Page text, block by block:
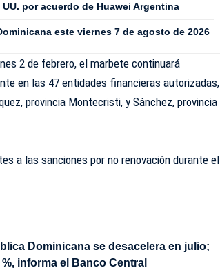
por acuerdo de Huawei Argentina
este viernes 7 de agosto de 2026
2 de febrero, el marbete continuará
en las 47 entidades financieras autorizadas,
provincia Montecristi, y Sánchez, provincia
a las sanciones por no renovación durante el
Dominicana se desacelera en julio;
%, informa el Banco Central